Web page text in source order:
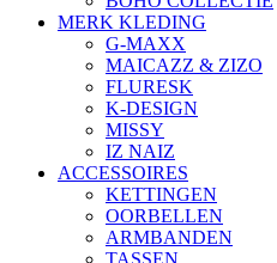
MERK KLEDING
G-MAXX
MAICAZZ & ZIZO
FLURESK
K-DESIGN
MISSY
IZ NAIZ
ACCESSOIRES
KETTINGEN
OORBELLEN
ARMBANDEN
TASSEN